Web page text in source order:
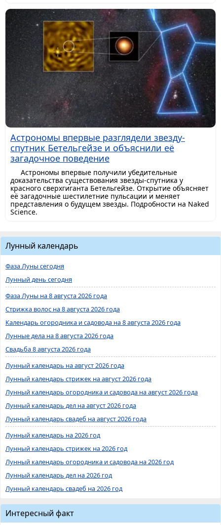
Астрономы впервые разглядели звезду-
спутник Бетельгейзе и объяснили её
загадочное поведение
Астрономы впервые получили убедительные
доказательства существования звезды-спутника у
красного сверхгиганта Бетельгейзе. Открытие объясняет
её загадочные шестилетние пульсации и меняет
представления о будущем звезды. Подробности на Naked
Science.
Лунный календарь
Фаза Луны сегодня
Лунный день сегодня
Фаза Луны на 8 августа 2026 года
Стрижка волос на 8 августа 2026 года
Календарь огородника и садовода на 8 августа 2026 года
Лунные дела на 8 августа 2026 года
Свадьба 8 августа 2026 года
Лунный календарь на август 2026 года
Лунный календарь стрижек на август 2026 года
Лунный календарь огородника и садовода на август 2026 года
Лунный календарь дел на август 2026 года
Лунный календарь свадеб на август 2026 года
Лунный календарь на 2026 год
Лунный календарь стрижек на 2026 год
Лунный календарь огородника и садовода на 2026 год
Лунный календарь дел на 2026 год
Лунный календарь свадеб на 2026 год
Интересный факт